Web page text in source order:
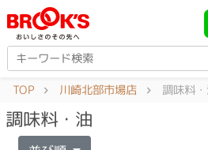
TOP 川崎北部市場店 調味料
調味料・油